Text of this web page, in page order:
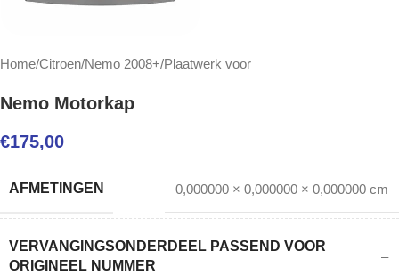
Home/Citroen/Nemo 2008+/Plaatwerk voor
Nemo Motorkap
€175,00
AFMETINGEN 0,000000 × 0,000000 × 0,000000 cm
VERVANGINGSONDERDEEL PASSEND VOOR
ORIGINEEL NUMMER
–